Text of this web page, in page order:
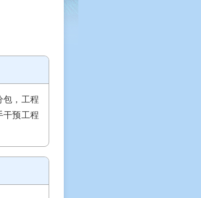
包，工程
干预工程